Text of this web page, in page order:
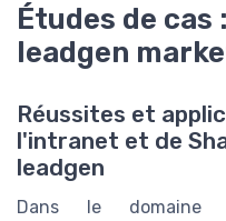
Études de cas
leadgen
Réussites et
l'intranet et de
leadgen
Dans le domaine